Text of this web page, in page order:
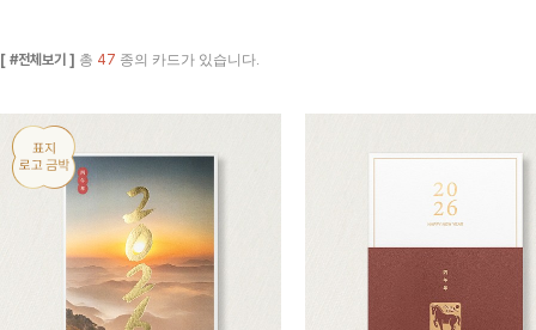
[ #전체보기 ] 총 47 종의 카드가 있습니다.